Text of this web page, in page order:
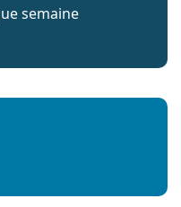
semaine